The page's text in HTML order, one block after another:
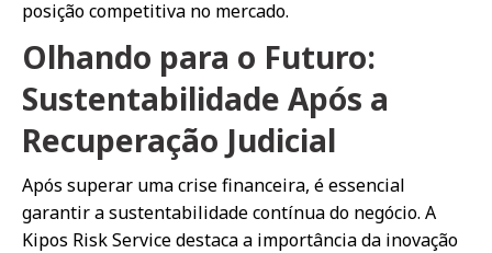
posição competitiva no mercado.
Olhando para o Futuro:
Sustentabilidade Após a
Recuperação Judicial
Após superar uma crise financeira, é essencial
garantir a sustentabilidade contínua do negócio. A
Kipos Risk Service destaca a importância da inovação